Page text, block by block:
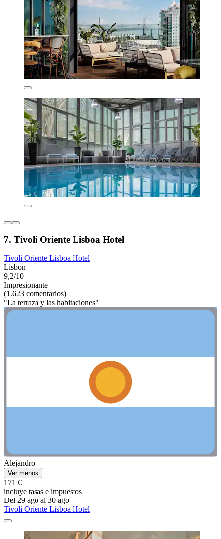
7. Tivoli Oriente Lisboa Hotel
Tivoli Oriente Lisboa Hotel
Lisbon
9,2/10
Impresionante
(1.623 comentarios)
"La terraza y las habitaciones"
Alejandro
Ver menos
171 €
incluye tasas e impuestos
Del 29 ago al 30 ago
Tivoli Oriente Lisboa Hotel